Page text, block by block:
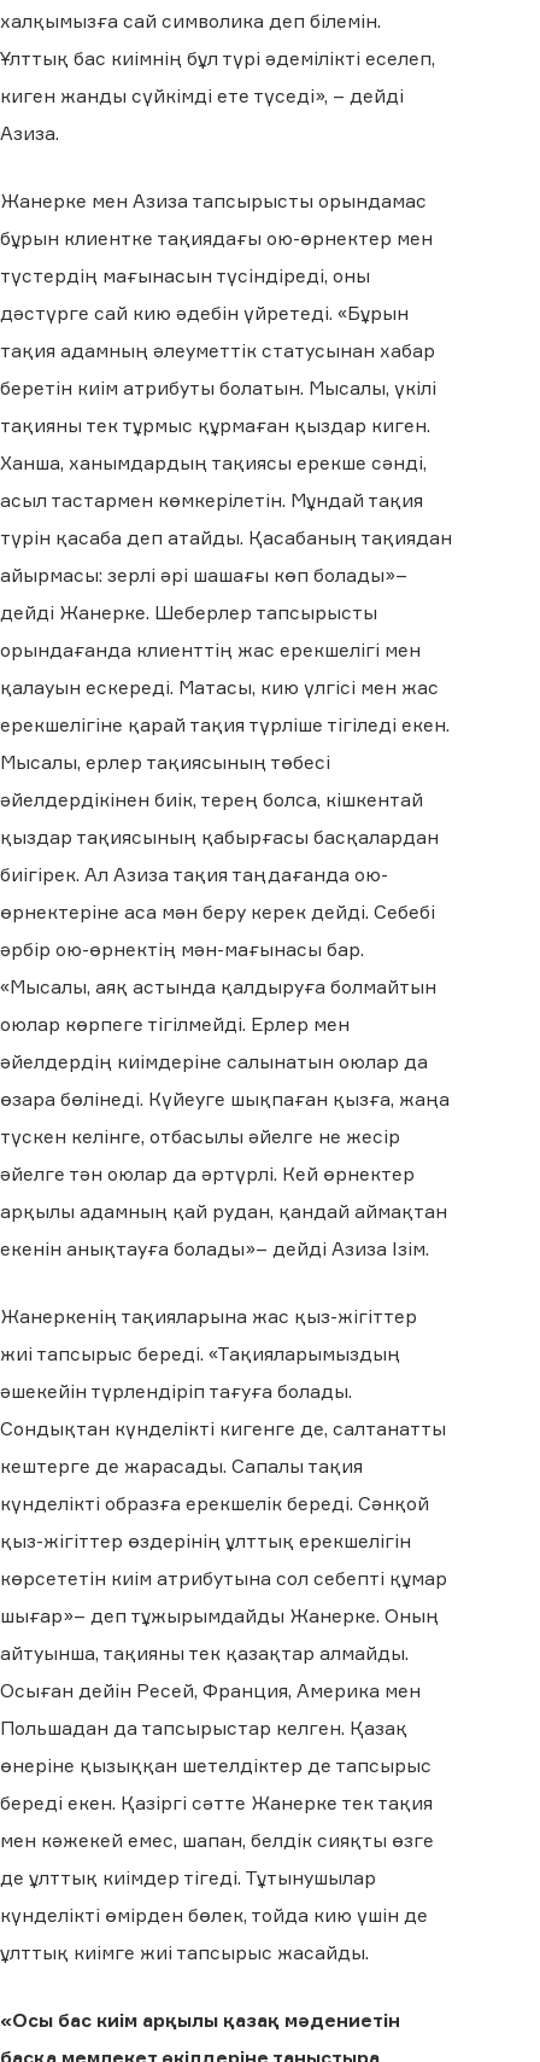
халқымызға сай символика деп білемін.
Ұлттық бас киімнің бұл түрі әдемілікті еселеп,
киген жанды сүйкімді ете түседі», – дейді
Азиза.
Жанерке мен Азиза тапсырысты орындамас
бұрын клиентке тақиядағы ою-өрнектер мен
түстердің мағынасын түсіндіреді, оны
дәстүрге сай кию әдебін үйретеді. «Бұрын
тақия адамның әлеуметтік статусынан хабар
беретін киім атрибуты болатын. Мысалы, үкілі
тақияны тек тұрмыс құрмаған қыздар киген.
Ханша, ханымдардың тақиясы ерекше сәнді,
асыл тастармен көмкерілетін. Мұндай тақия
түрін қасаба деп атайды. Қасабаның тақиядан
айырмасы: зерлі әрі шашағы көп болады»–
дейді Жанерке. Шеберлер тапсырысты
орындағанда клиенттің жас ерекшелігі мен
қалауын ескереді. Матасы, кию үлгісі мен жас
ерекшелігіне қарай тақия түрліше тігіледі екен.
Мысалы, ерлер тақиясының төбесі
әйелдердікінен биік, терең болса, кішкентай
қыздар тақиясының қабырғасы басқалардан
биігірек. Ал Азиза тақия таңдағанда ою-
өрнектеріне аса мән беру керек дейді. Себебі
әрбір ою-өрнектің мән-мағынасы бар.
«Мысалы, аяқ астында қалдыруға болмайтын
оюлар көрпеге тігілмейді. Ерлер мен
әйелдердің киімдеріне салынатын оюлар да
өзара бөлінеді. Күйеуге шықпаған қызға, жаңа
түскен келінге, отбасылы әйелге не жесір
әйелге тән оюлар да әртүрлі. Кей өрнектер
арқылы адамның қай рудан, қандай аймақтан
екенін анықтауға болады»– дейді Азиза Ізім.
Жанеркенің тақияларына жас қыз-жігіттер
жиі тапсырыс береді. «Тақияларымыздың
әшекейін түрлендіріп тағуға болады.
Сондықтан күнделікті кигенге де, салтанатты
кештерге де жарасады. Сапалы тақия
күнделікті образға ерекшелік береді. Сәнқой
қыз-жігіттер өздерінің ұлттық ерекшелігін
көрсететін киім атрибутына сол себепті құмар
шығар»– деп тұжырымдайды Жанерке. Оның
айтуынша, тақияны тек қазақтар алмайды.
Осыған дейін Ресей, Франция, Америка мен
Польшадан да тапсырыстар келген. Қазақ
өнеріне қызыққан шетелдіктер де тапсырыс
береді екен. Қазіргі сәтте Жанерке тек тақия
мен кәжекей емес, шапан, белдік сияқты өзге
де ұлттық киімдер тігеді. Тұтынушылар
күнделікті өмірден бөлек, тойда кию үшін де
ұлттық киімге жиі тапсырыс жасайды.
«Осы бас киім арқылы қазақ мәдениетін
басқа мемлекет өкілдеріне таныстыра